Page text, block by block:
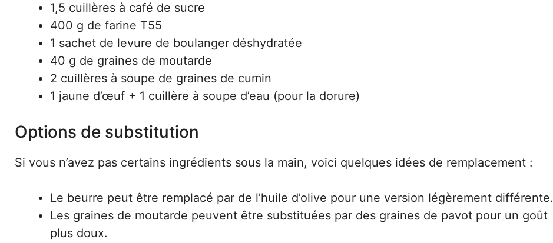
1,5 cuillères à café de sucre
400 g de farine T55
1 sachet de levure de boulanger déshydratée
40 g de graines de moutarde
2 cuillères à soupe de graines de cumin
1 jaune d’œuf + 1 cuillère à soupe d’eau (pour la dorure)
Options de substitution
Si vous n’avez pas certains ingrédients sous la main, voici quelques idées de remplacement :
Le beurre peut être remplacé par de l’huile d’olive pour une version légèrement différente.
Les graines de moutarde peuvent être substituées par des graines de pavot pour un goût
plus doux.